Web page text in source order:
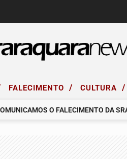
FALECIMENTO / CULTURA /
O FALECIMENTO DA SRA.